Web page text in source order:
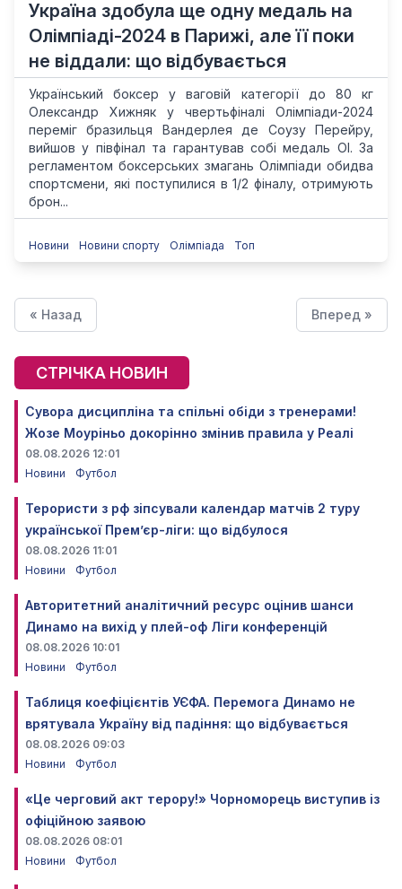
Україна здобула ще одну медаль на
Олімпіаді-2024 в Парижі, але її поки
не віддали: що відбувається
Український боксер у ваговій категорії до 80 кг
Олександр Хижняк у чвертьфіналі Олімпіади-2024
переміг бразильця Вандерлея де Соузу Перейру,
вийшов у півфінал та гарантував собі медаль ОІ. За
регламентом боксерських змагань Олімпіади обидва
спортсмени, які поступилися в 1/2 фіналу, отримують
брон...
Новини Новини спорту Олімпіада Топ
« Назад Вперед »
СТРІЧКА НОВИН
Сувора дисципліна та спільні обіди з тренерами!
Жозе Моуріньо докорінно змінив правила у Реалі
08.08.2026 12:01
Новини
Футбол
Терористи з рф зіпсували календар матчів 2 туру
української Прем’єр-ліги: що відбулося
08.08.2026 11:01
Новини
Футбол
Авторитетний аналітичний ресурс оцінив шанси
Динамо на вихід у плей-оф Ліги конференцій
08.08.2026 10:01
Новини
Футбол
Таблиця коефіцієнтів УЄФА. Перемога Динамо не
врятувала Україну від падіння: що відбувається
08.08.2026 09:03
Новини
Футбол
«Це черговий акт терору!» Чорноморець виступив із
офіційною заявою
08.08.2026 08:01
Новини
Футбол